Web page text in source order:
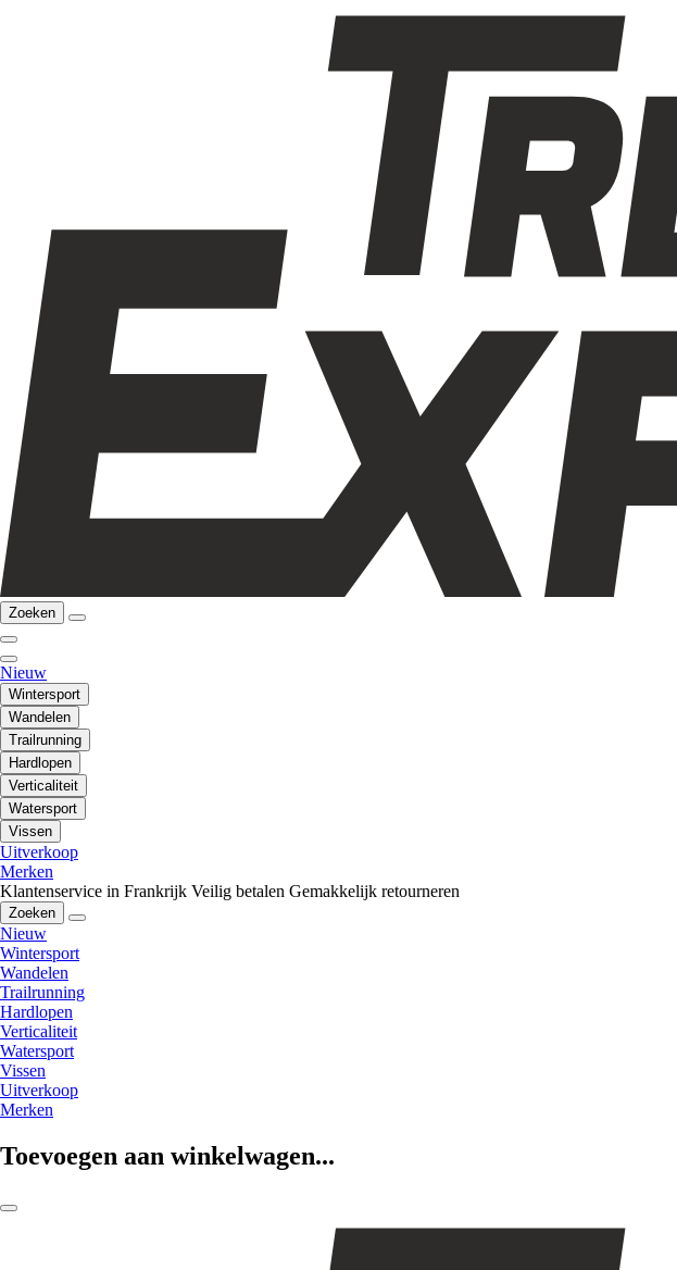
Zoeken
Nieuw
Wintersport
Wandelen
Trailrunning
Hardlopen
Verticaliteit
Watersport
Vissen
Uitverkoop
Merken
Klantenservice in Frankrijk Veilig betalen Gemakkelijk retourneren
Zoeken
Nieuw
Wintersport
Wandelen
Trailrunning
Hardlopen
Verticaliteit
Watersport
Vissen
Uitverkoop
Merken
Toevoegen aan winkelwagen...